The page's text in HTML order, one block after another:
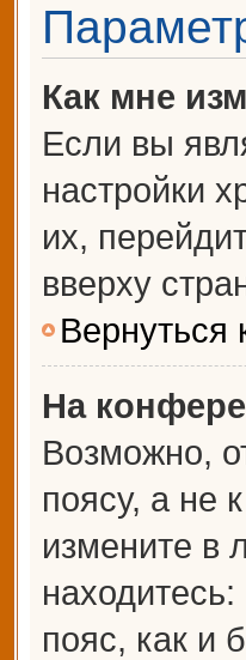
Как мне
Если вы
настройки
их,
вверху
Вернуться
На
Возможно,
поясу, а не
измените в
пояс, как и